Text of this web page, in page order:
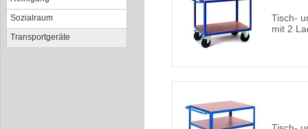
Sozialraum
Transportgeräte
Tisch-
mit 2